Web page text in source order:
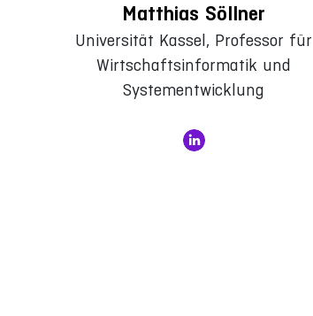
Matthias Söllner
Universität Kassel, Professor für
Wirtschaftsinformatik und
Systementwicklung